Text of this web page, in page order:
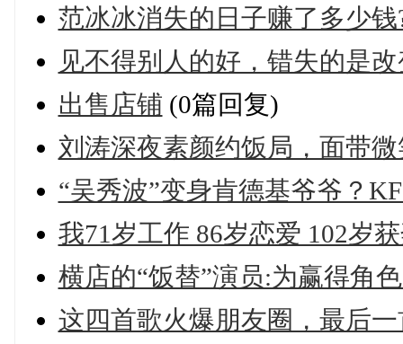
范冰冰消失的日子赚了多少
见不得别人的好，错失的是
出售店铺 (0篇回复)
刘涛深夜素颜约饭局，面带
“吴秀波”变身肯德基爷爷？
我71岁工作 86岁恋爱 102岁
横店的“饭替”演员:为赢得角
这四首歌火爆朋友圈，最后